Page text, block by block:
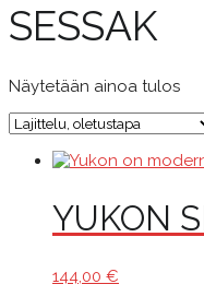
SESSAK
Näytetään ainoa tulos
YUKON
144,00 €